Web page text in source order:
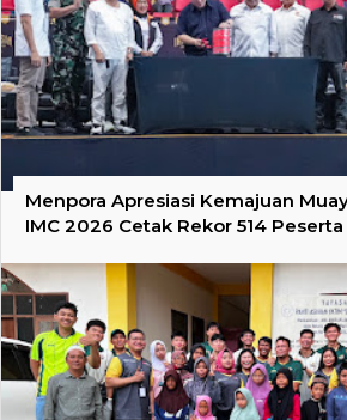
Menpora Apresiasi Kemajuan
IMC 2026 Cetak Rekor 514 Peserta